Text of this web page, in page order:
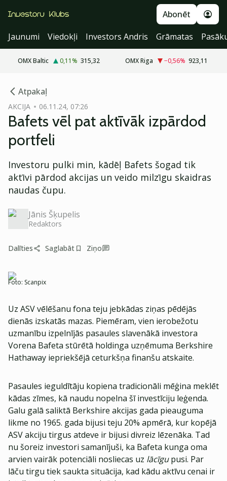
Abonēt
Jaunumi
Viedokļi Investors Andris Grāmatas
OMX Baltic 0,11% 315,32 OMX Riga −0,56% 923,11
Atpakaļ
AKCIJA 06.11.24, 07:26
Bafets vēl pat aktīvāk izpārdod
portfeli
Investoru pulki min, kādēļ Bafets šogad tik
aktīvi pārdod akcijas un veido milzīgu skaidras
naudas čupu.
Jānis Šķupelis
Redaktors
Dalīties Saglabāt Ziņo
Foto: Scanpix
Uz ASV vēlēšanu fona teju jebkādas ziņas pēdējās
dienās izskatās mazas. Piemēram, vien ierobežotu
uzmanību izpelnījās pasaules slavenākā investora
Vorena Bafeta stūrētā holdinga uzņēmuma Berkshire
Hathaway iepriekšējā ceturkšņa finanšu atskaite.
Pasaules ieguldītāju kopiena tradicionāli mēģina meklēt
kādas zīmes, kā naudu nopelna šī investīciju leģenda.
Galu galā saliktā Berkshire akcijas gada pieauguma
likme no 1965. gada bijusi teju 20% apmērā, kur kopējā
ASV akciju tirgus atdeve ir bijusi divreiz lēzenāka. Tad
nu šoreiz investori samanījuši, ka Bafeta kunga oma
arvien vairāk potenciāli nosliecas uz lācīgupusi. Par
lāču tirgu tiek saukta situācija, kad kādu aktīvu cenai ir